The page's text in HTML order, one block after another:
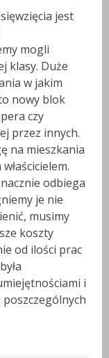
jest
mogli
klasy. Duże
w jakim
nowy blok
czy
przez innych.
na mieszkania
odbiega
je nie
musimy
koszty
od ilości prac
i